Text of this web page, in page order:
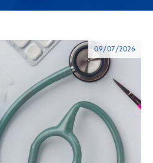
09/07/2026